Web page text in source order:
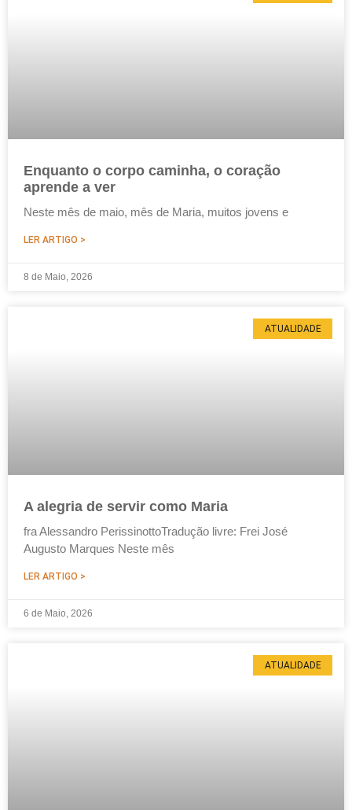
Enquanto o corpo caminha, o coração
aprende a ver
Neste mês de maio, mês de Maria, muitos jovens e
LER ARTIGO >
8 de Maio, 2026
ATUALIDADE
A alegria de servir como Maria
fra Alessandro PerissinottoTradução livre: Frei José
Augusto Marques Neste mês
LER ARTIGO >
6 de Maio, 2026
ATUALIDADE